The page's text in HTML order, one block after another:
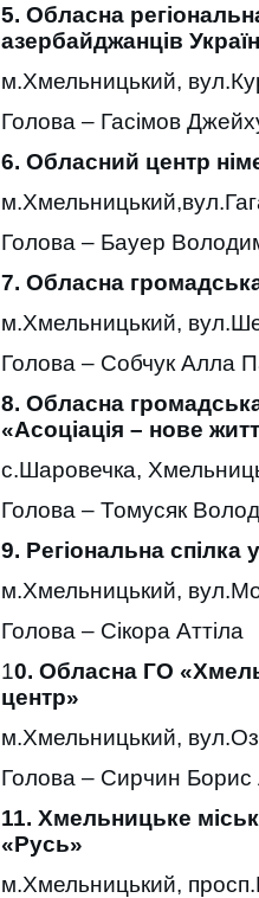
5. Обласна
азербайджанців
м.Хмельницький,
Голова – Гасімов
6. Обласний центр
Голова – Бауер
7. Обласна
м.Хмельницький,
Голова – Собчук Алла
8. Обласна
«Асоціація – нове
с.Шаровечка,
Голова – Томусяк
9. Регіональна спілка
м.Хмельницький,
Голова – Сікора Аттіла
10. Обласна ГО
центр»
м.Хмельницький,
Голова – Сирчин Борис
11. Хмельницьке
«Русь»
м.Хмельницький,